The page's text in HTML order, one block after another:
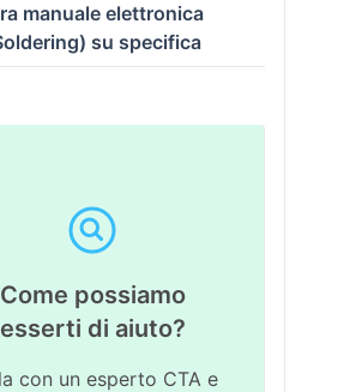
manuale elettronica
su specifica
Come possiamo
esserti di aiuto?
con un esperto CTA e